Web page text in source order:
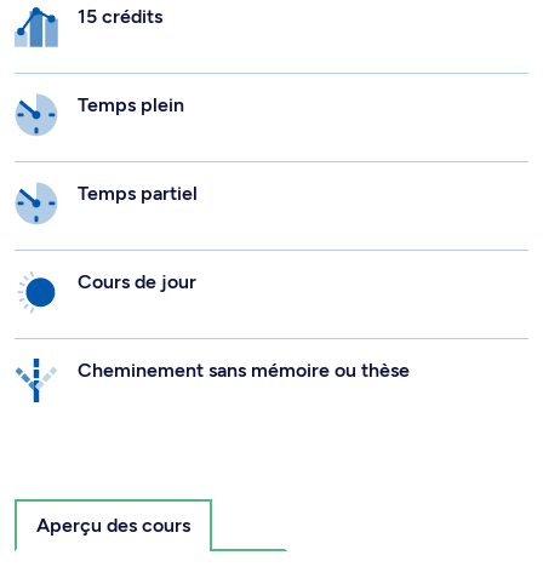
15 crédits
Temps plein
Temps partiel
Cours de jour
Cheminement sans mémoire ou thèse
Aperçu des cours